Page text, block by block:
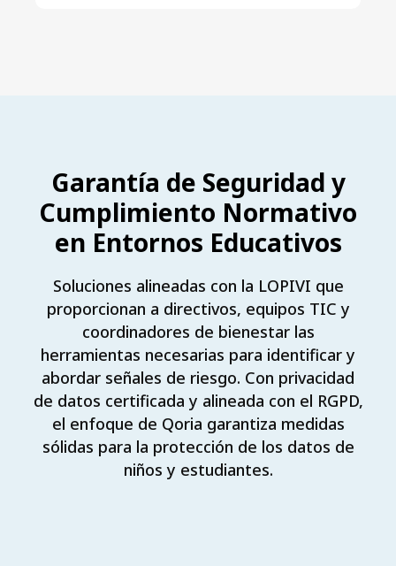
Garantía de Seguridad y
Cumplimiento Normativo
en Entornos Educativos
Soluciones alineadas con la LOPIVI que
proporcionan a directivos, equipos TIC y
coordinadores de bienestar las
herramientas necesarias para identificar y
abordar señales de riesgo. Con privacidad
de datos certificada y alineada con el RGPD,
el enfoque de Qoria garantiza medidas
sólidas para la protección de los datos de
niños y estudiantes.